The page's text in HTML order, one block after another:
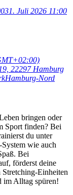
31. Juli 2026 11:00
22297 Hamburg
Hamburg-Nord
bringen oder
Sport finden? Bei
du unter
wie auch
Bei
förderst deine
Einheiten
im Alltag spüren!